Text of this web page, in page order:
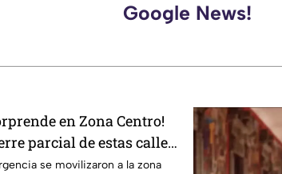
Google News!
en Zona Centro!
parcial de estas calles
se movilizaron a la zona